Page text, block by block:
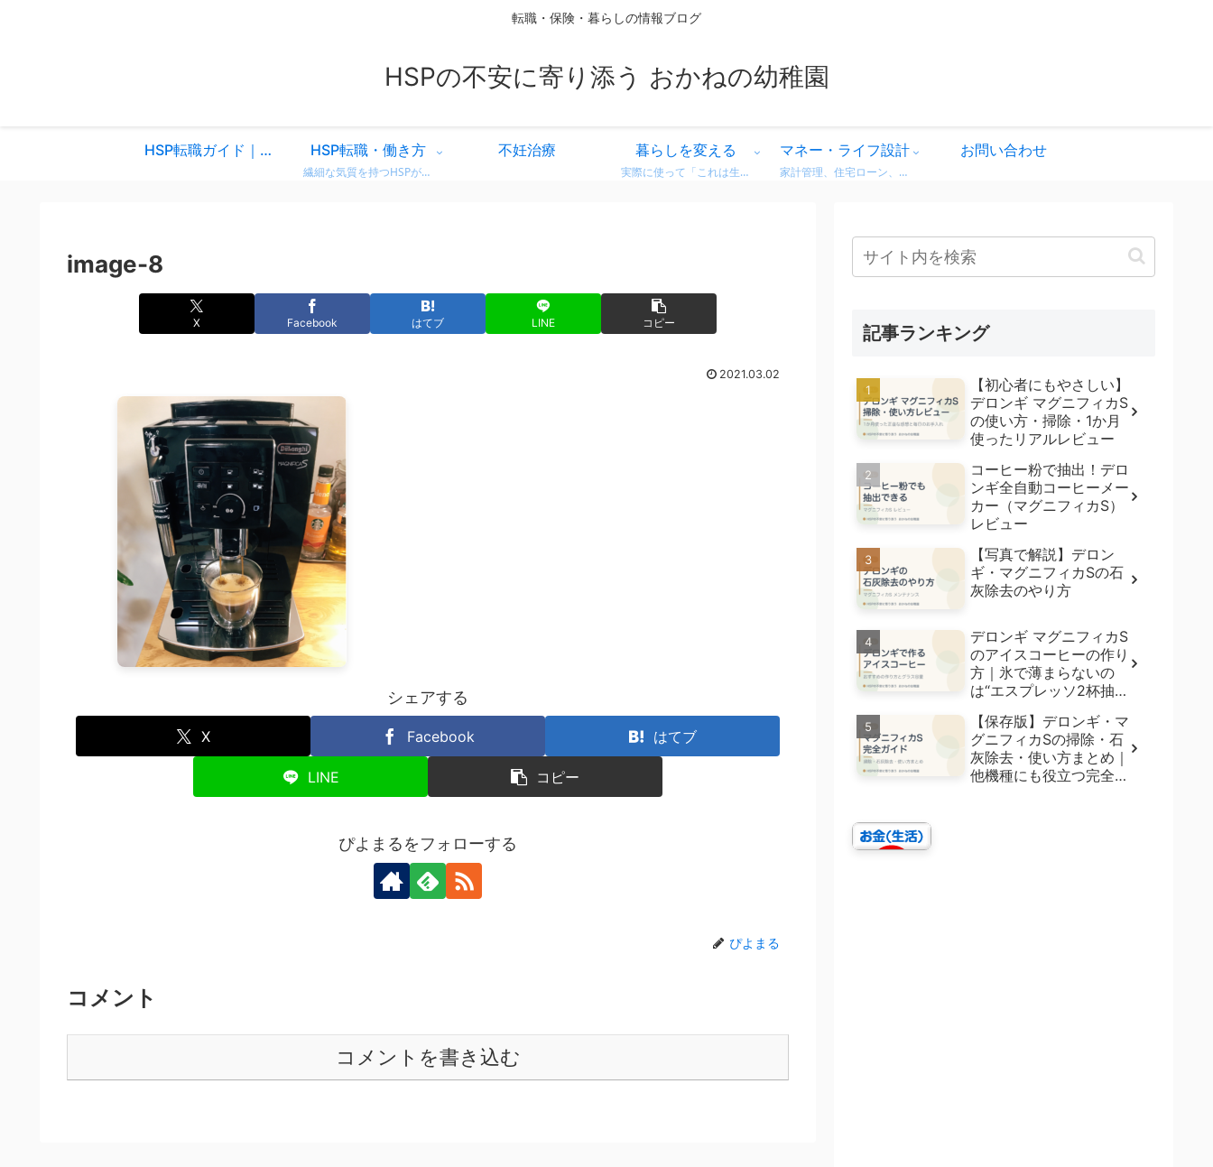
転職・保険・暮らしの情報ブログ
HSPの不安に寄り添う おかねの幼稚園
HSP転職ガイド｜仕事を変えるべきか迷ったときに読む、共感と気づきのスタートページ HSP転職・働き方
繊細な気質を持つHSPが、自分に合った働き方を見つけるための情報をまとめています。 営業職での転職体験談や、向いている仕事・避けたい職場の特徴など、リアルな視点からお届け。 「もう我慢しない」働き方を一緒に考えてみませんか？
不妊治療 暮らしを変える
実際に使って「これは生活が変わった！」と感じた商品・サービスのレビューをまとめています。 デロンギのコーヒーマシンやドラム式洗濯機など、日常がちょっと豊かになるリアルな使用感をお届け。 迷っている方の参考になればうれしいです。
マネー・ライフ設計
家計管理、住宅ローン、保険、ふるさと納税など、暮らしのお金にまつわる情報をわかりやすく解説。 無理せず・不安なく、将来に備えるためのヒントをまとめています。 どれも実体験をベースに、生活者目線で書いています。
お問い合わせ
image-8
X Facebook はてブ LINE コピー
2021.03.02
シェアする
X Facebook はてブ
LINE コピー
ぴよまるをフォローする
ぴよまる
コメント
コメントを書き込む
記事ランキング
【初心者にもやさしい】
デロンギ マグニフィカS
の使い方・掃除・1か月
使ったリアルレビュー
コーヒー粉で抽出！デロ
ンギ全自動コーヒーメー
カー（マグニフィカS）
レビュー
【写真で解説】デロン
ギ・マグニフィカSの石
灰除去のやり方
デロンギ マグニフィカS
のアイスコーヒーの作り
方｜氷で薄まらないの
は“エスプレッソ2杯抽
【保存版】デロンギ・マ
グニフィカSの掃除・石
灰除去・使い方まとめ｜
他機種にも役立つ完全ガ